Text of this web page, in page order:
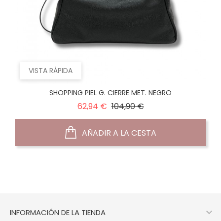
VISTA RÁPIDA
SHOPPING PIEL G. CIERRE MET. NEGRO
62,94 € Precio
104,90 €Precio
AÑADIR A LA CESTA
INFORMACIÓN DE LA TIENDA 